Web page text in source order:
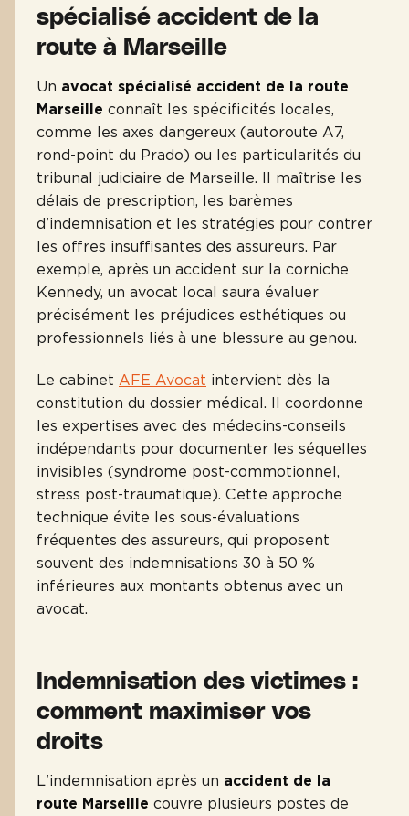
spécialisé accident de la
route à Marseille
Un avocat spécialisé accident de la route
Marseille connaît les spécificités locales,
comme les axes dangereux (autoroute A7,
rond-point du Prado) ou les particularités du
tribunal judiciaire de Marseille. Il maîtrise les
délais de prescription, les barèmes
d'indemnisation et les stratégies pour contrer
les offres insuffisantes des assureurs. Par
exemple, après un accident sur la corniche
Kennedy, un avocat local saura évaluer
précisément les préjudices esthétiques ou
professionnels liés à une blessure au genou.
Le cabinet AFE Avocat intervient dès la
constitution du dossier médical. Il coordonne
les expertises avec des médecins-conseils
indépendants pour documenter les séquelles
invisibles (syndrome post-commotionnel,
stress post-traumatique). Cette approche
technique évite les sous-évaluations
fréquentes des assureurs, qui proposent
souvent des indemnisations 30 à 50 %
inférieures aux montants obtenus avec un
avocat.
Indemnisation des victimes :
comment maximiser vos
droits
L'indemnisation après un accident de la
route Marseille couvre plusieurs postes de